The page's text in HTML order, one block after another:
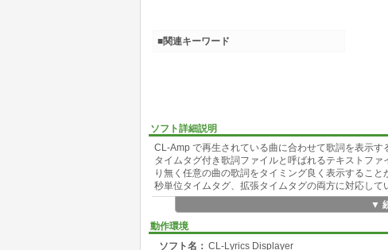
ソフト詳細説明
CL-Amp で再生されている曲に合わせて歌詞を表示す
タイムタグ付き歌詞ファイルと呼ばれるテキストフ
り無く任意の曲の歌詞をタイミング良く表示すること
秒単位タイムタグ、拡張タイムタグの両方に対応して
【 その他のキーワード 】
歌詞表示
▼
動作環境
ソフト名： CL-Lyrics Displayer
■関連キーワード